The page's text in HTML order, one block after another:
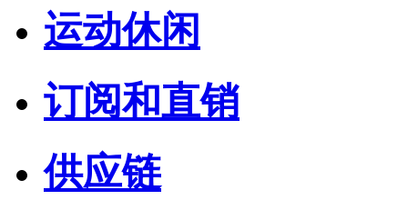
运动休闲
订阅和直销
供应链